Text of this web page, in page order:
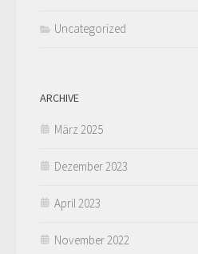
Uncategorized
ARCHIVE
März 2025
Dezember 2023
April 2023
November 2022